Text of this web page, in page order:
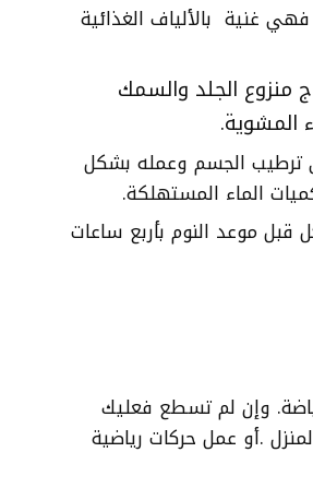
غنية بالألياف الغذائية
منزوع الجلد والسمك
المشوية.
ترطيب الجسم وعمله بشكل
الماء المستهلكة.
قبل موعد النوم بأربع ساعات
وإن لم تسطع فعليك
.أو عمل حركات رياضية